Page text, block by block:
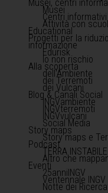
Musei, centri
Musei
Centri informativi
Attività con
Educational
Progetti per la
informazione
Edurisk
Io non rischio
Alla scoperta
dell'Ambiente
dei Terremoti
dei Vulcani
Blog & Canali Social
INGVambiente
INGVterremoti
INGVvulcani
Social Media
Story maps
Story maps e
Podcast
TERRA
Altro che
Eventi
25anniINGV
Ventennale INGV
Notte dei